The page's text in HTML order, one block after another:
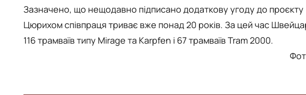
Зазначено, що нещодавно підписано додаткову угоду до
Цюрихом співпраця триває вже понад 20 років. За цей час
116 трамваїв типу Mirage та Karpfen і 67 трамваїв Tram 2000.